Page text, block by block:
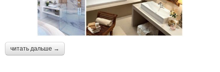
читать дальше →